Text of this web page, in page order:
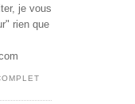
je vous
rien que